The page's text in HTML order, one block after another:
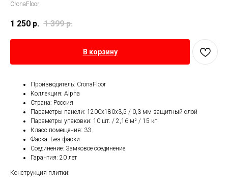
CronaFloor
1 250 р. 1 399 р.
В корзину
Производитель: CronaFloor
Коллекция: Alpha
Страна: Россия
Параметры панели: 1200x180х3,5 / 0,3 мм защитный слой
Параметры упаковки: 10 шт. / 2,16 м² / 15 кг
Класс помещения: 33
Фаска: Без фаски
Соединение: Замковое соединение
Гарантия: 20 лет
Конструкция плитки: